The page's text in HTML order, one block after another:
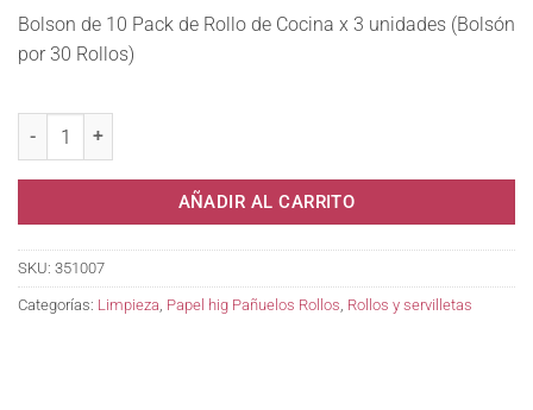
Bolson de 10 Pack de Rollo de Cocina x 3 unidades (Bolsón
por 30 Rollos)
AÑADIR AL CARRITO
SKU: 351007
Categorías: Limpieza Papel hig Pañuelos Rollos Rollos y servilletas